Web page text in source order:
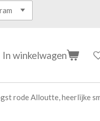
In winkelwagen
rode Alloutte, heerlijke